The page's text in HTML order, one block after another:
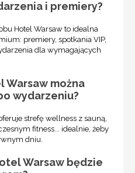
i premiery?
Hotel Warsaw to idealna
premiery, spotkania VIP,
dla wymagających
Warsaw można
wydarzeniu?
strefę wellness z sauną,
fitness... idealnie, żeby
dniu.
Warsaw będzie